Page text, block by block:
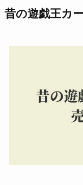
昔の遊戯王カ